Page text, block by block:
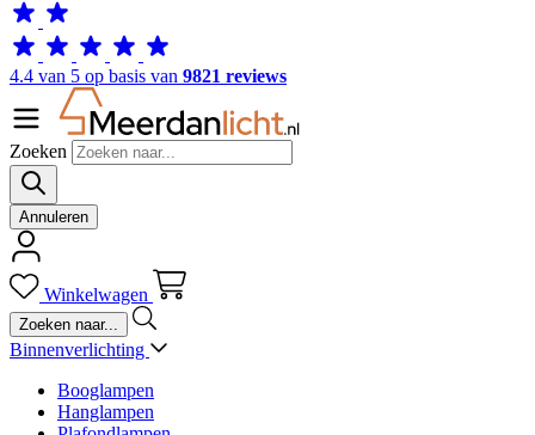
4.4 van 5 op basis van 9821 reviews
Zoeken
Annuleren
Winkelwagen
Binnenverlichting
Booglampen
Hanglampen